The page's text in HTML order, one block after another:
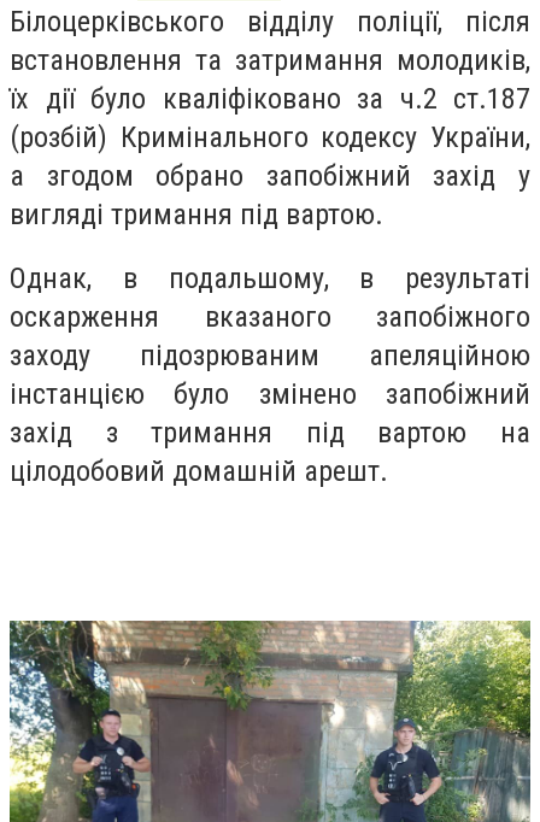
Білоцерківського відділу поліції, після
встановлення та затримання молодиків,
їх дії було кваліфіковано за ч.2 ст.187
(розбій) Кримінального кодексу України,
а згодом обрано запобіжний захід у
вигляді тримання під вартою.
Однак, в подальшому, в результаті
оскарження вказаного запобіжного
заходу підозрюваним апеляційною
інстанцією було змінено запобіжний
захід з тримання під вартою на
цілодобовий домашній арешт.